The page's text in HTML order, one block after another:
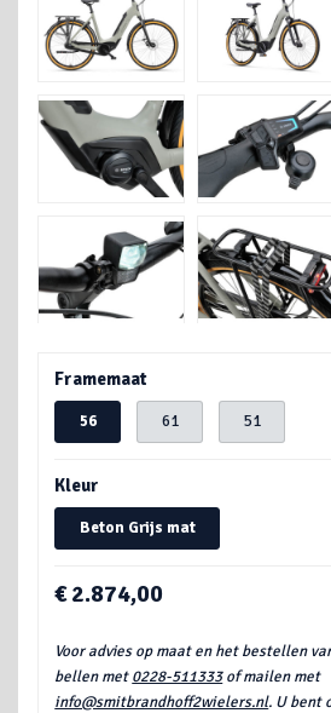
Framemaat
56 61 51
Kleur
Beton Grijs mat
€ 2.874,00
Voor advies op maat en het bestellen
bellen met0228-511333of mailen met
info@smitbrandhoff2wielers.nl. U bent